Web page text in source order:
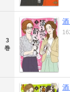
3
巻